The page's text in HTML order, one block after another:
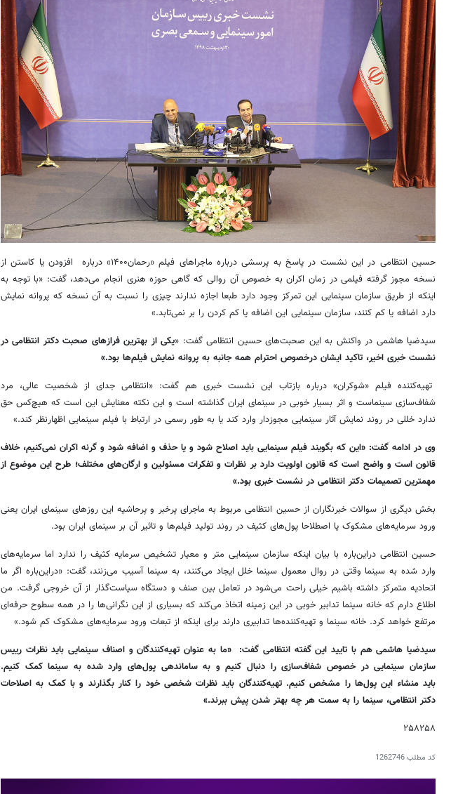
حسین انتظامی در این نشست در پاسخ به پرسشی درباره ماجراهای فیلم «رحمان۱۴۰۰» درباره افزودن یا کاستن از
نسخه مجوز گرفته فیلمی در زمان اکران به خصوص آن روالی که گاهی حوزه هنری انجام می‌دهد، گفت: «با توجه به
اینکه از طریق سازمان سینمایی این تمرکز وجود دارد طبعا اجازه ندارند چیزی را نسبت به آن نسخه که پروانه نمایش
دارد اضافه یا کم کنند، سازمان سینمایی این اضافه یا کم کردن را بر نمی‌تابد.»
سیدضیا هاشمی در واکنش به این صحبت‌های حسین انتظامی گفت: «یکی از بهترین فرازهای صحبت دکتر انتظامی در
نشست خبری اخیر، تاکید ایشان درخصوص احترام همه جانبه به پروانه نمایش فیلم‌ها بود.»
تهیه‌کننده فیلم «شوکران» درباره بازتاب این نشست خبری هم گفت: «انتظامی جدای از شخصیت عالی، مرد
شفاف‌سازی سینماست و اثر بسیار خوبی در سینمای ایران گذاشته است و این نکته معنایش این است که هیچ‌کس حق
ندارد خللی در روند نمایش آثار سینمایی مجوزدار وارد کند یا به طور رسمی در ارتباط با فیلم سینمایی اظهارنظر کند.»
وی در ادامه گفت: «این که بگویند فیلم سینمایی باید اصلاح شود و یا حذف و اضافه شود و گرنه اکران نمی‌کنیم، خلاف
قانون است و واضح است که قانون اولویت دارد بر نظرات و تفکرات مسئولین و ارگان‌های مختلف؛ طرح این موضوع از
مهمترین تصمیمات دکتر انتظامی در نشست خبری بود.»
بخش دیگری از سوالات خبرنگاران از حسین انتظامی مربوط به ماجرای پرخبر و پرحاشیه این روزهای سینمای ایران یعنی
ورود سرمایه‌های مشکوک یا اصطلاحا پول‌های کثیف در روند تولید فیلم‌ها و تاثیر آن بر سینمای ایران بود.
حسین انتظامی دراین‌باره با بیان اینکه سازمان سینمایی متر و معیار تشخیص سرمایه کثیف را ندارد اما سرمایه‌های
وارد شده به سینما وقتی در روال معمول سینما خلل ایجاد می‌کنند، به سینما آسیب می‌زنند، گفت: «دراین‌باره اگر ما
اتحادیه متمرکز داشته باشیم خیلی راحت می‌شود در تعامل بین صنف و دستگاه سیاست‌گذار از آن خروجی گرفت. من
اطلاع دارم که خانه سینما تدابیر خوبی در این زمینه اتخاذ می‌کند که بسیاری از این نگرانی‌ها را در همه سطوح حرفه‌ای
مرتفع خواهد کرد. خانه سینما و تهیه‌کننده‌ها تدابیری دارند برای اینکه از تبعات ورود سرمایه‌های مشکوک کم شود.»
سیدضیا هاشمی هم با تایید این گفته انتظامی گفت: «ما به عنوان تهیه‌کنندگان و اصناف سینمایی باید نظرات رییس
سازمان سینمایی در خصوص شفاف‌سازی را دنبال کنیم و به ساماندهی پول‌های وارد شده به سینما کمک کنیم.
باید منشاء این پول‌ها را مشخص کنیم. تهیه‌کنندگان باید نظرات شخصی خود را کنار بگذارند و با کمک به اصلاحات
دکتر انتظامی، سینما را به سمت هر چه بهتر شدن پیش ببرند.»
۲۵۸۲۵۸
کد مطلب1262746